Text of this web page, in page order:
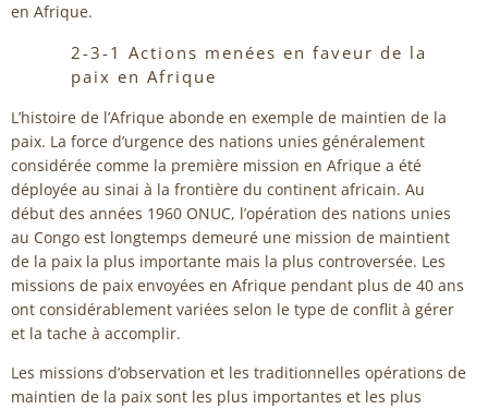
en Afrique.
2-3-1 Actions menées en faveur de la
paix en Afrique
L’histoire de l’Afrique abonde en exemple de maintien de la
paix. La force d’urgence des nations unies généralement
considérée comme la première mission en Afrique a été
déployée au sinai à la frontière du continent africain. Au
début des années 1960 ONUC, l’opération des nations unies
au Congo est longtemps demeuré une mission de maintient
de la paix la plus importante mais la plus controversée. Les
missions de paix envoyées en Afrique pendant plus de 40 ans
ont considérablement variées selon le type de conflit à gérer
et la tache à accomplir.
Les missions d’observation et les traditionnelles opérations de
maintien de la paix sont les plus importantes et les plus